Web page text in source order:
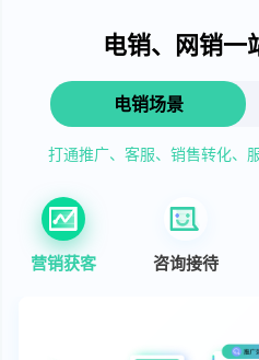
电销、网销一
电销场景
打通推广、客服、销售转化、
营销获客 咨询接待